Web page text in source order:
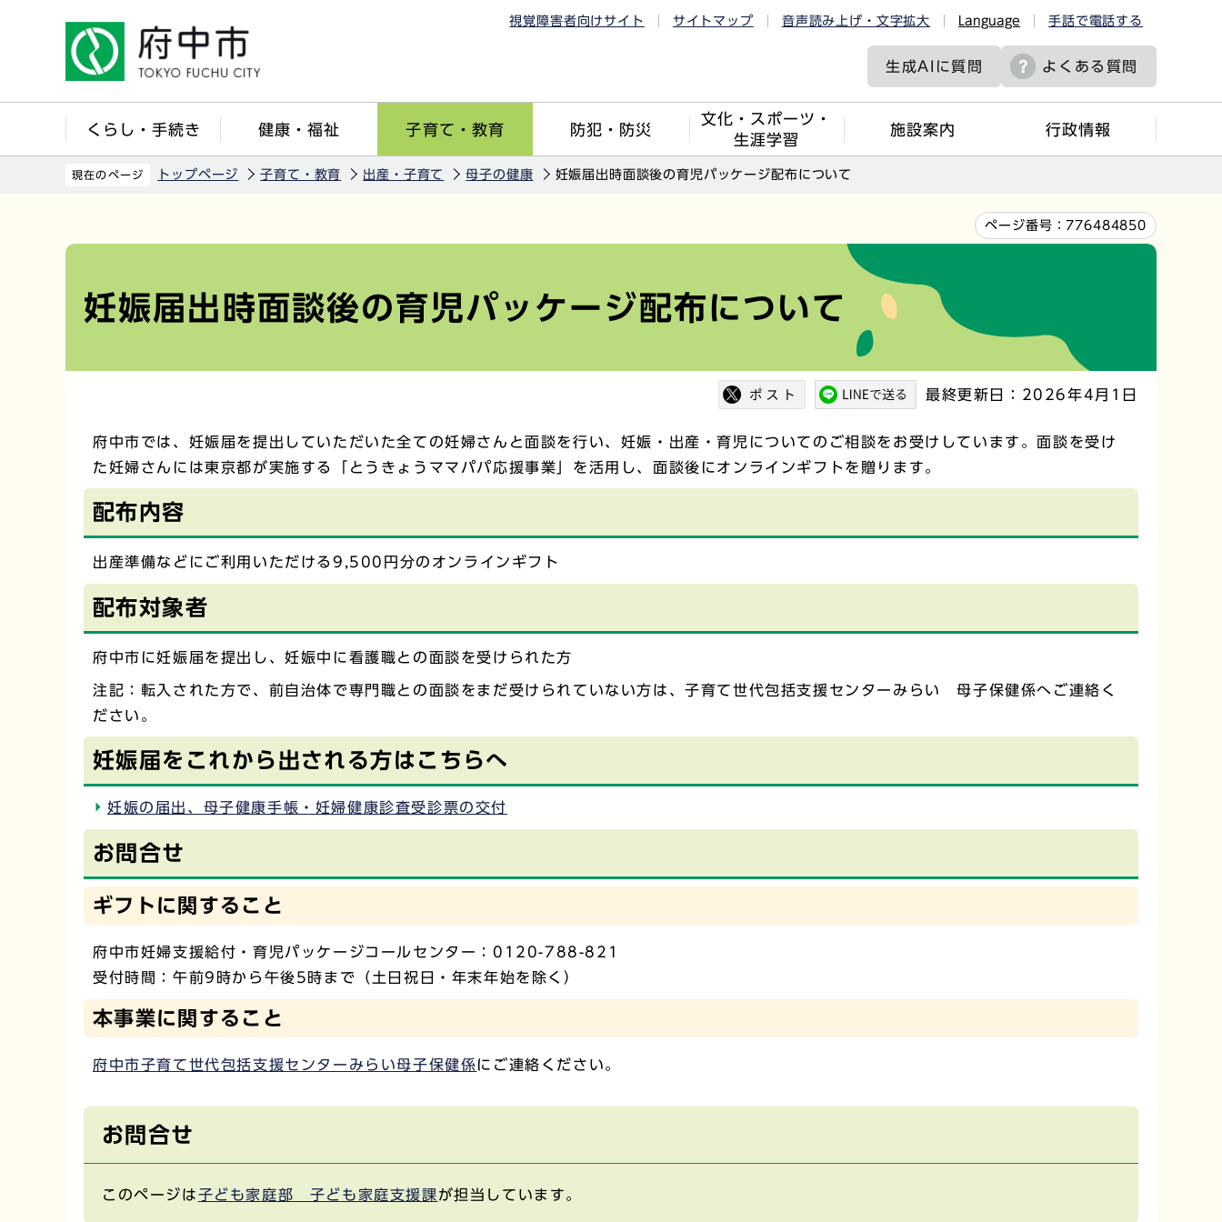
視覚障害者向けサイト サイトマップ 音声読み上げ・文字拡大 Language 手話で電話する
生成AIに質問 よくある質問
くらし・手続き 健康・福祉 子育て・教育 防犯・防災
文化・スポーツ・
生涯学習
施設案内 行政情報
現在のページ トップページ 子育て・教育 出産・子育て 母子の健康 妊娠届出時面談後の育児パッケージ配布について
ページ番号： 776484850
妊娠届出時面談後の育児パッケージ配布について
最終更新日：2026年4月1日
府中市では、妊娠届を提出していただいた全ての妊婦さんと面談を行い、妊娠・出産・育児についてのご相談をお受けしています。面談を受け
た妊婦さんには東京都が実施する「とうきょうママパパ応援事業」を活用し、面談後にオンラインギフトを贈ります。
配布内容
出産準備などにご利用いただける9,500円分のオンラインギフト
配布対象者
府中市に妊娠届を提出し、妊娠中に看護職との面談を受けられた方
注記：転入された方で、前自治体で専門職との面談をまだ受けられていない方は、子育て世代包括支援センターみらい 母子保健係へご連絡く
ださい。
妊娠届をこれから出される方はこちらへ
妊娠の届出、母子健康手帳・妊婦健康診査受診票の交付
お問合せ
ギフトに関すること
府中市妊婦支援給付・育児パッケージコールセンター：0120-788-821
受付時間：午前9時から午後5時まで（土日祝日・年末年始を除く）
本事業に関すること
府中市子育て世代包括支援センターみらい母子保健係にご連絡ください。
お問合せ
このページは子ども家庭部 子ども家庭支援課が担当しています。